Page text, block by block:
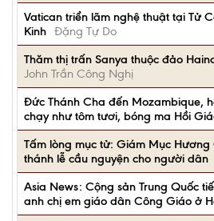
Vatican triển lãm nghệ thuật tại Tử
Kinh Đặng Tự Do
Thăm thị trấn Sanya thuộc đảo
John Trần Công Nghị
Đức Thánh Cha đến Mozambique,
chạy như tôm tươi, bóng ma Hồi
Tấm lòng mục tử: Giám Mục
thánh lễ cầu nguyện cho người dân
Asia News: Cộng sản Trung Quốc
anh chị em giáo dân Công Giáo ở